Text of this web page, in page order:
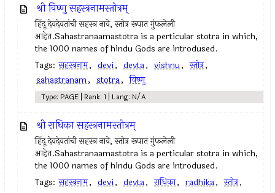
श्री विष्णु सहस्त्रनामस्तोत्रम्
हिंदू देवदेवतांची सहस्त्र नावे, स्तोत्र रूपात गुंफलेली
आहेत.Sahastranaamastotra is a perticular stotra in which,
the 1000 names of hindu Gods are introdused.
Tags: सहस्त्रनाम, devi, devta, vishnu, स्तोत्र,
sahastranam, stotra, विष्णु
Type: PAGE | Rank: 1 | Lang: N/A
श्री राधिका सहस्त्रनामस्तोत्रम्
हिंदू देवदेवतांची सहस्त्र नावे, स्तोत्र रूपात गुंफलेली
आहेत.Sahastranaamastotra is a perticular stotra in which,
the 1000 names of hindu Gods are introdused.
Tags: सहस्त्रनाम, devi, devta, राधिका, radhika, स्तोत्र,